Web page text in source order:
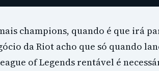
champions, quando é que irá
da Riot acho que só quando
of Legends rentável é